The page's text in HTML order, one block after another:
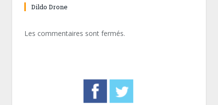
Dildo Drone
Les commentaires sont fermés.